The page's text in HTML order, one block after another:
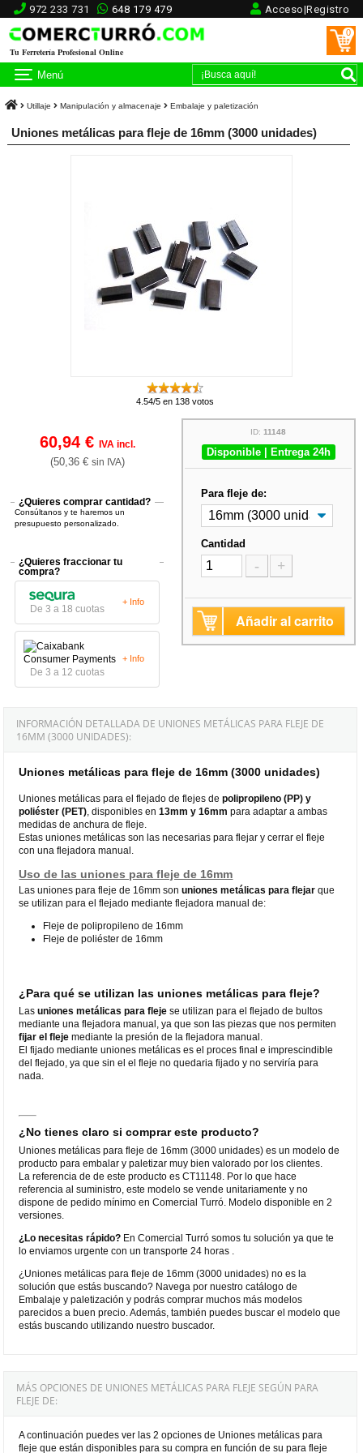
972 233 731 648 179 479 Acceso|Registro
Tu Ferretería Profesional Online
0
Menú
Utillaje Manipulación y almacenaje Embalaje y paletización
Uniones metálicas para fleje de 16mm (3000 unidades)
4.54/5 en 138 votos
60,94 € IVA incl.
(50,36 € sin IVA)
¿Quieres comprar cantidad?
Consúltanos y te haremos un
presupuesto personalizado.
¿Quieres fraccionar tu
compra?
De 3 a 18 cuotas
+ Info
De 3 a 12 cuotas
+ Info
ID:11148
Disponible | Entrega 24h
Para fleje de:
Cantidad
- +
Añadir al carrito
INFORMACIÓN DETALLADA DE UNIONES METÁLICAS PARA FLEJE DE
16MM (3000 UNIDADES):
Uniones metálicas para fleje de 16mm (3000 unidades)
Uniones metálicas para el flejado de flejes depolipropileno (PP) y
poliéster (PET) , disponibles en13mm y 16mm para adaptar a ambas
medidas de anchura de fleje.
Estas uniones metálicas son las necesarias para flejar y cerrar el fleje
con una flejadora manual.
Uso de las uniones para fleje de 16mm
Las uniones para fleje de 16mm sonuniones metálicas para flejar que
se utilizan para el flejado mediante flejadora manual de:
Fleje de polipropileno de 16mm
Fleje de poliéster de 16mm
¿Para qué se utilizan las uniones metálicas para fleje?
Lasuniones metálicas para fleje se utilizan para el flejado de bultos
mediante una flejadora manual, ya que son las piezas que nos permiten
fijar el fleje mediante la presión de la flejadora manual.
El fijado mediante uniones metálicas es el proces final e imprescindible
del flejado, ya que sin el el fleje no quedaria fijado y no serviría para
nada.
¿No tienes claro si comprar este producto?
Uniones metálicas para fleje de 16mm (3000 unidades) es un modelo de
producto para embalar y paletizar muy bien valorado por los clientes.
La referencia de de este producto es CT11148. Por lo que hace
referencia al suministro, este modelo se vende unitariamente y no
dispone de pedido mínimo en Comercial Turró. Modelo disponible en 2
versiones.
¿Lo necesitas rápido? En Comercial Turró somos tu solución ya que te
lo enviamos urgente con un transporte 24 horas .
¿Uniones metálicas para fleje de 16mm (3000 unidades) no es la
solución que estás buscando? Navega por nuestro catálogo de
Embalaje y paletización y podrás comprar muchos más modelos
parecidos a buen precio. Además, también puedes buscar el modelo que
estás buscando utilizando nuestro buscador.
MÁS OPCIONES DE UNIONES METÁLICAS PARA FLEJE SEGÚN PARA
FLEJE DE:
A continuación puedes ver las 2 opciones de Uniones metálicas para
fleje que están disponibles para su compra en función de su para fleje